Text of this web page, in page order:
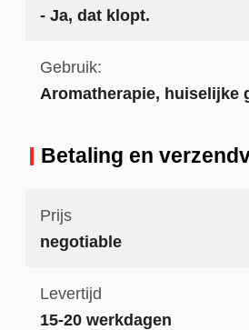
- Ja, dat klopt.
Gebruik:
Aromatherapie, huiselijke
Betaling en
Prijs
negotiable
Levertijd
15-20 werkdagen